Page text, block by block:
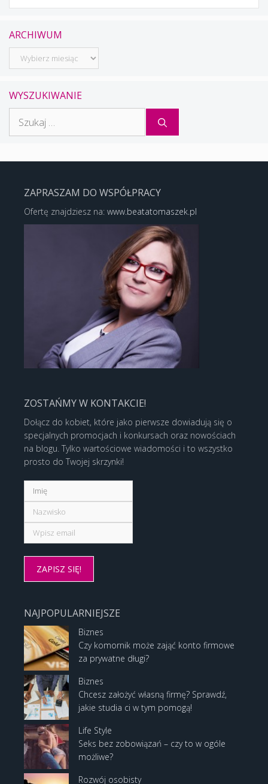
ARCHIWUM
Archiwum
WYSZUKIWANIE
ZAPRASZAM DO WSPÓŁPRACY
Ofertę znajdziesz na: www.beatatomaszek.pl
ZOSTAŃMY W KONTAKCIE!
Dołącz do kobiet, które jako pierwsze dowiadują się o
specjalnych promocjach i konkursach oraz nowościach
na blogu. Tylko wartościowe wiadomości i to wszystko
prosto do Twojej skrzynki!
NAJPOPULARNIEJSZE
Biznes
Czy komornik może zająć konto firmowe
za prywatne długi?
Biznes
Chcesz założyć własną firmę? Sprawdź,
jakie studia ci w tym pomogą!
Life Style
Seks bez zobowiązań – czy to w ogóle
możliwe?
Rozwój osobisty